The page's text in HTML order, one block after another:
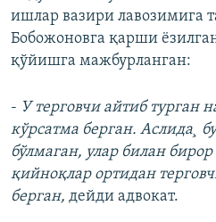
ишлар вазири лавозимига
Бобожоновга қарши
қўйишга мажбурланган:
- У терговчи айтиб турган
кўрсатма берган. Аслида¸
бўлмаган, улар билан
қийноқлар ортидан
берган, дейди адвокат.